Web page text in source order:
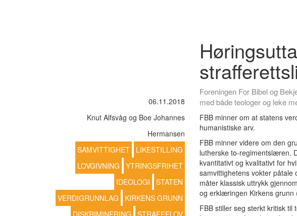
06.11.2018
Knut Alfsvåg og Boe Johannes
Hermansen
SAMVITTIGHET
LIKESTILLING
LOVGIVNING
YTRINGSFRIHET
IDEOLOGI
STATEN
VERDIGRUNNLAG
KIRKENS GRUNN
DISKRIMINERING
STRAFFELOV
Foreningen For Bibel og
med både teologer og leke
FBB minner om at statens
humanistiske arv.
FBB minner videre om den
lutherske to-regimentslæren.
kvantitativt og kvalitativt for
samvittighetens vokter påtale
måter klassisk uttrykk
og erklæringen Kirkens grunn
FBB stiller seg sterkt kritisk